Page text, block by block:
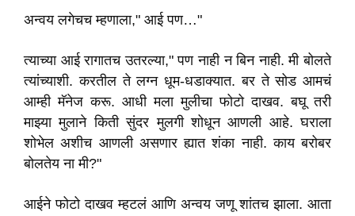
अन्वय लगेचच म्हणाला," आई पण…"
त्याच्या आई रागातच उतरल्या," पण नाही न बिन नाही. मी बोलते
त्यांच्याशी. करतील ते लग्न धूम-धडाक्यात. बर ते सोड आमचं
आम्ही मॅनेज करू. आधी मला मुलीचा फोटो दाखव. बघू तरी
माझ्या मुलाने किती सुंदर मुलगी शोधून आणली आहे. घराला
शोभेल अशीच आणली असणार ह्यात शंका नाही. काय बरोबर
बोलतेय ना मी?"
आईने फोटो दाखव म्हटलं आणि अन्वय जणू शांतच झाला. आता